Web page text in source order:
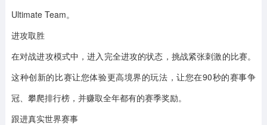
Ultimate Team。
进攻取胜
在对战进攻模式中，进入完全进攻的状态，挑战紧张刺激的比赛。
这种创新的比赛让您体验更高境界的玩法，让您在90秒的赛事争
冠、攀爬排行榜，并赚取全年都有的赛季奖励。
跟进真实世界赛事